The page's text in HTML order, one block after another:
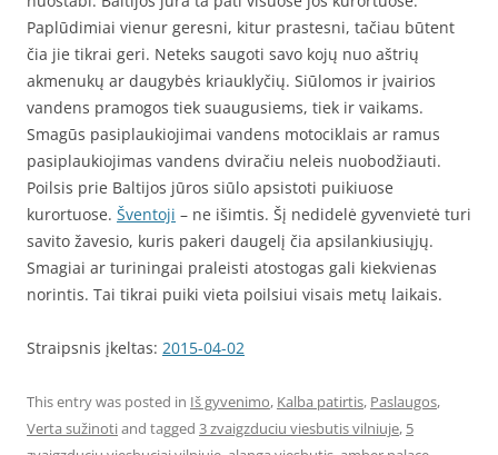
Paplūdimiai vienur geresni, kitur prastesni, tačiau būtent
čia jie tikrai geri. Neteks saugoti savo kojų nuo aštrių
akmenukų ar daugybės kriauklyčių. Siūlomos ir įvairios
vandens pramogos tiek suaugusiems, tiek ir vaikams.
Smagūs pasiplaukiojimai vandens motociklais ar ramus
pasiplaukiojimas vandens dviračiu neleis nuobodžiauti.
Poilsis prie Baltijos jūros siūlo apsistoti puikiuose
kurortuose. Šventoji – ne išimtis. Šį nedidelė gyvenvietė turi
savito žavesio, kuris pakeri daugelį čia apsilankiusiųjų.
Smagiai ar turiningai praleisti atostogas gali kiekvienas
norintis. Tai tikrai puiki vieta poilsiui visais metų laikais.
Straipsnis įkeltas: 2015-04-02
This entry was posted in Iš gyvenimo, Kalba patirtis, Paslaugos,
Verta sužinotiand tagged 3 zvaigzduciu viesbutis vilniuje, 5